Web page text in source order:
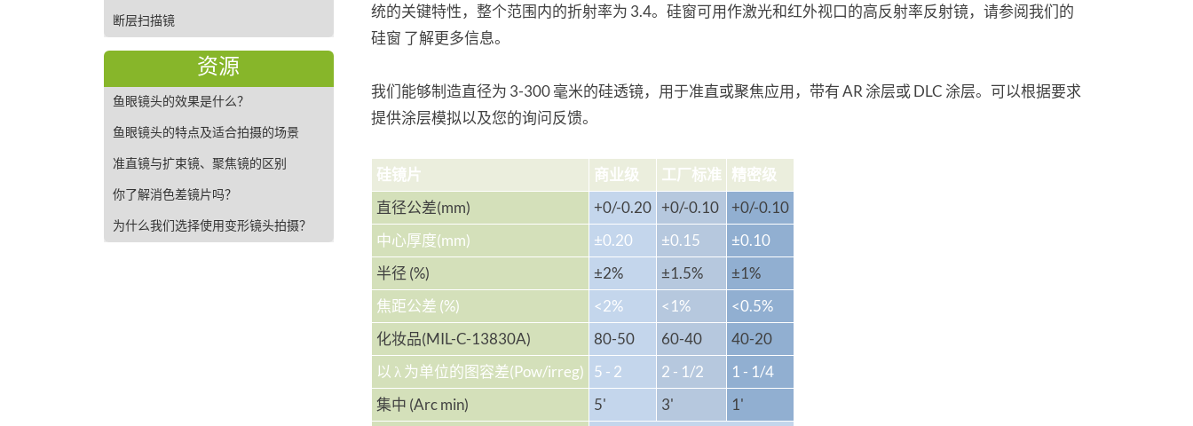
断层扫描镜
资源
鱼眼镜头的效果是什么？
鱼眼镜头的特点及适合拍摄的场景
准直镜与扩束镜、聚焦镜的区别
你了解消色差镜片吗？
为什么我们选择使用变形镜头拍摄？
统的关键特性，整个范围内的折射率为 3.4。硅窗可用作激光和红外视口的高反射率反射镜，请参阅我们的
硅窗 了解更多信息。
我们能够制造直径为 3-300 毫米的硅透镜，用于准直或聚焦应用，带有 AR 涂层或 DLC 涂层。可以根据要求
提供涂层模拟以及您的询问反馈。
硅镜片 商业级 工厂标准
精密级
直径公差(mm)
+0/-0.20 +0/-0.10
+0/-0.10
中心厚度(mm)
±0.20 ±0.15
±0.10
半径 (%)
±2% ±1.5%
±1%
焦距公差 (%)
<2% <1%
<0.5%
化妆品(MIL-C-13830A)
80-50 60-40
40-20
以 λ 为单位的图容差(Pow/irreg)
5 - 2 2 - 1/2
1 - 1/4
集中 (Arc min)
5' 3'
1'